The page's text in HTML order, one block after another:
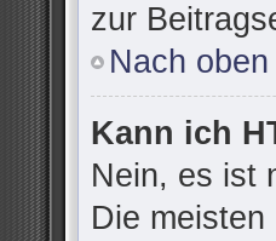
zur
Nach oben
Kann ich
Nein, es ist
Die